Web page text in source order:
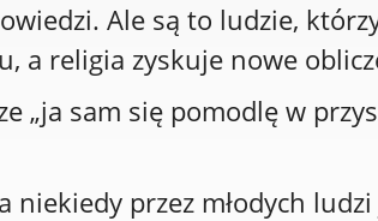
Ale są to ludzie,
a religia zyskuje nowe
„ja sam się pomodlę w
niekiedy przez młodych